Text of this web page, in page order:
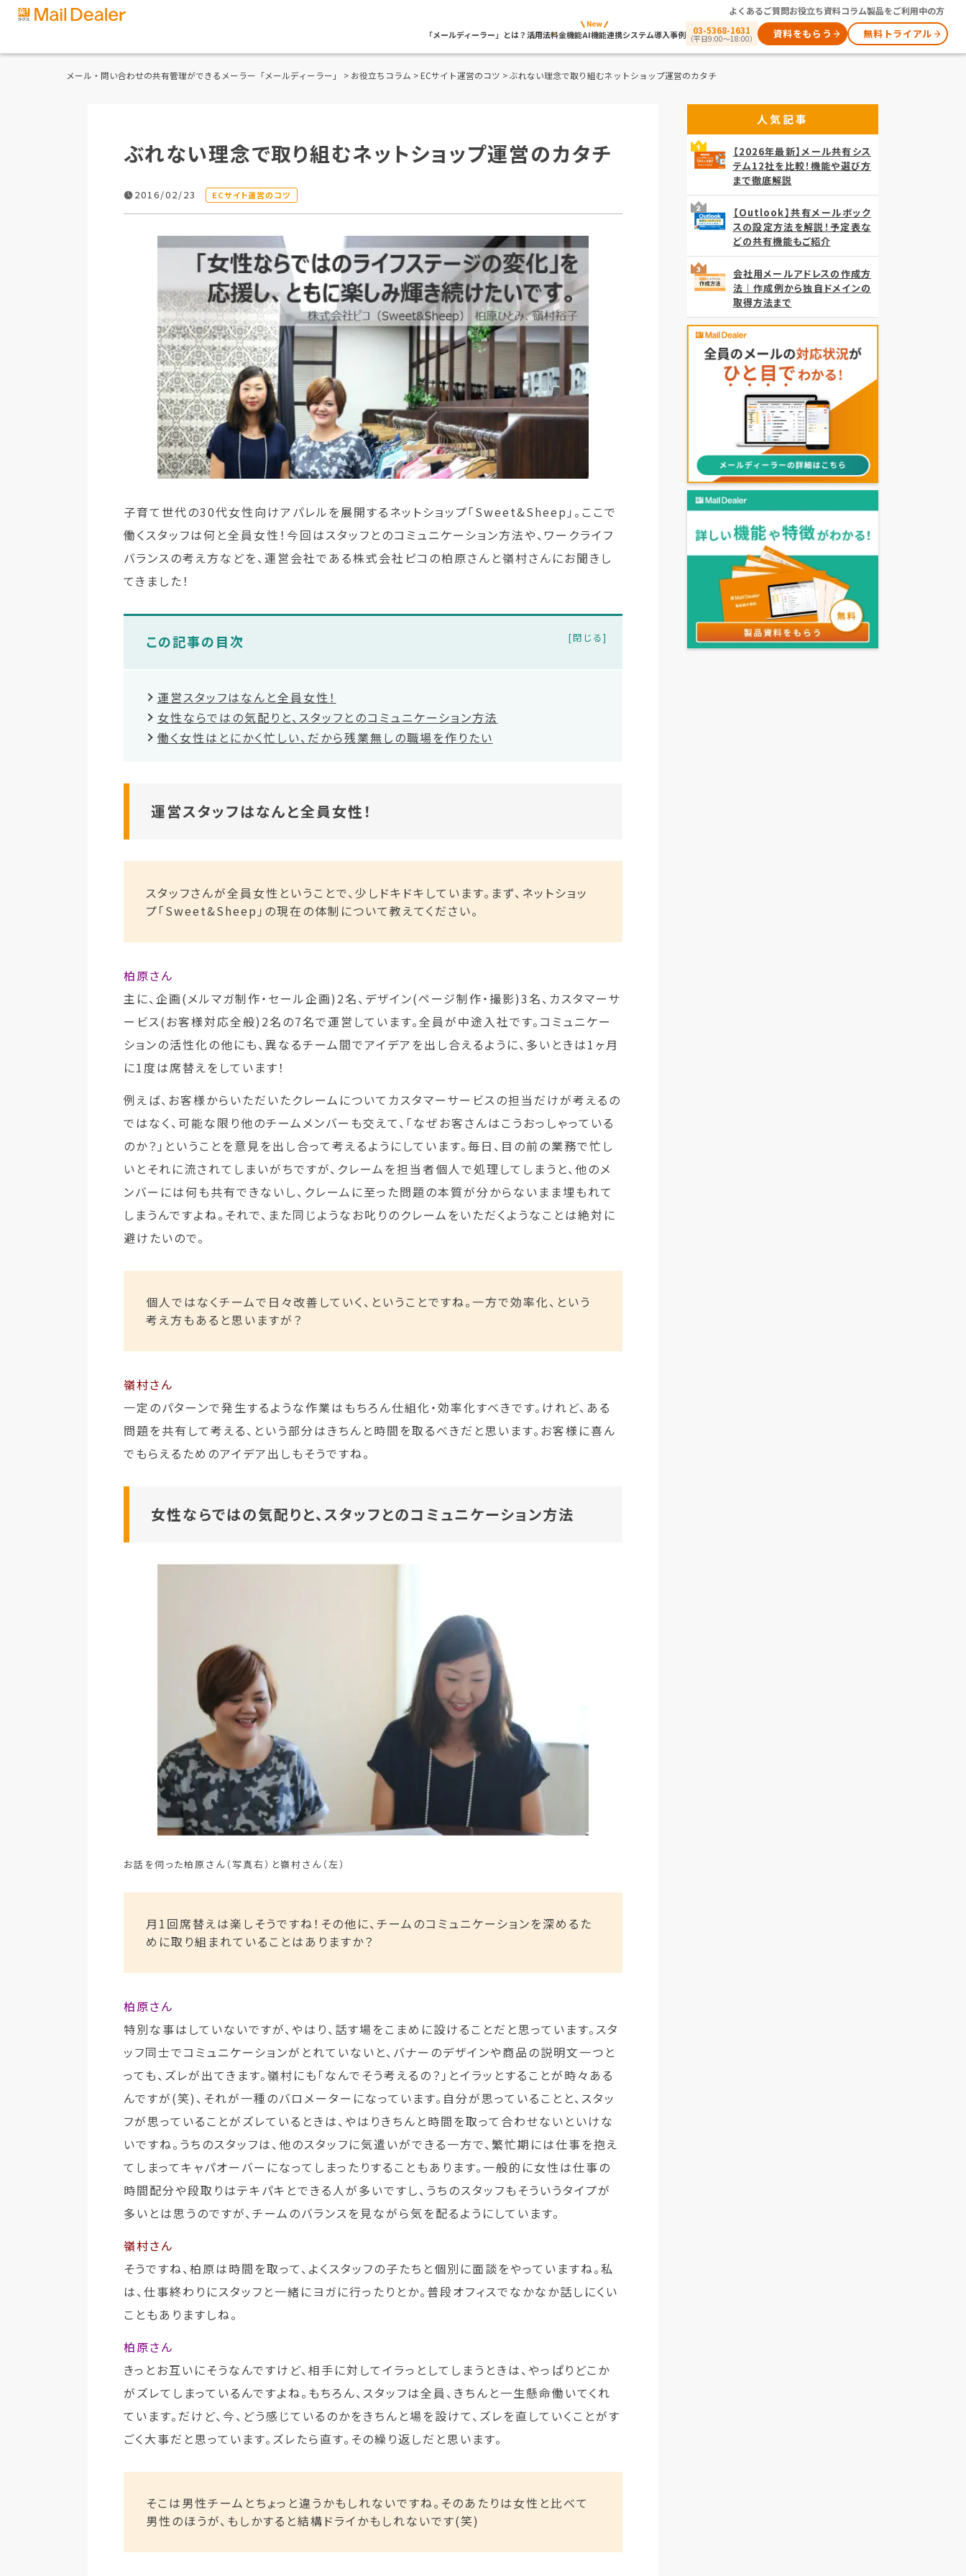
よくあるご質問お役立ち資料コラム製品をご利用中の方
「メールディーラー」とは？活用法料金機能AI機能連携システム導入事例 03-5368-1631
（平日9:00～18:00） 資料をもらう 無料トライアル
メール・問い合わせの共有管理ができるメーラー「メールディーラー」 > お役立ちコラム >ECサイト運営のコツ > ぶれない理念で取り組むネットショップ運営のカタチ
ぶれない理念で取り組むネットショップ運営のカタチ
2016/02/23 ECサイト運営のコツ
子育て世代の30代女性向けアパレルを展開するネットショップ「Sweet&Sheep」。ここで
働くスタッフは何と全員女性！今回はスタッフとのコミュニケーション方法や、ワークライフ
バランスの考え方などを、運営会社である株式会社ピコの柏原さんと嶺村さんにお聞きし
てきました！
この記事の目次
運営スタッフはなんと全員女性！
女性ならではの気配りと、スタッフとのコミュニケーション方法
働く女性はとにかく忙しい、だから残業無しの職場を作りたい
運営スタッフはなんと全員女性！
スタッフさんが全員女性ということで、少しドキドキしています。まず、ネットショッ
プ「Sweet&Sheep」の現在の体制について教えてください。
柏原さん
主に、企画(メルマガ制作・セール企画)2名、デザイン(ページ制作・撮影)3名、カスタマーサ
ービス(お客様対応全般)2名の7名で運営しています。全員が中途入社です。コミュニケー
ションの活性化の他にも、異なるチーム間でアイデアを出し合えるように、多いときは1ヶ月
に1度は席替えをしています！
例えば、お客様からいただいたクレームについてカスタマーサービスの担当だけが考えるの
ではなく、可能な限り他のチームメンバーも交えて、「なぜお客さんはこうおっしゃっている
のか？」ということを意見を出し合って考えるようにしています。毎日、目の前の業務で忙し
いとそれに流されてしまいがちですが、クレームを担当者個人で処理してしまうと、他のメ
ンバーには何も共有できないし、クレームに至った問題の本質が分からないまま埋もれて
しまうんですよね。それで、また同じようなお叱りのクレームをいただくようなことは絶対に
避けたいので。
個人ではなくチームで日々改善していく、ということですね。一方で効率化、という
考え方もあると思いますが？
嶺村さん
一定のパターンで発生するような作業はもちろん仕組化・効率化すべきです。けれど、ある
問題を共有して考える、という部分はきちんと時間を取るべきだと思います。お客様に喜ん
でもらえるためのアイデア出しもそうですね。
女性ならではの気配りと、スタッフとのコミュニケーション方法
お話を伺った柏原さん（写真右）と嶺村さん（左）
月1回席替えは楽しそうですね！その他に、チームのコミュニケーションを深めるた
めに取り組まれていることはありますか？
柏原さん
特別な事はしていないですが、やはり、話す場をこまめに設けることだと思っています。スタ
ッフ同士でコミュニケーションがとれていないと、バナーのデザインや商品の説明文一つと
っても、ズレが出てきます。嶺村にも「なんでそう考えるの？」とイラッとすることが時々ある
んですが(笑)、それが一種のバロメーターになっています。自分が思っていることと、スタッ
フが思っていることがズレているときは、やはりきちんと時間を取って合わせないといけな
いですね。うちのスタッフは、他のスタッフに気遣いができる一方で、繁忙期には仕事を抱え
てしまってキャパオーバーになってしまったりすることもあります。一般的に女性は仕事の
時間配分や段取りはテキパキとできる人が多いですし、うちのスタッフもそういうタイプが
多いとは思うのですが、チームのバランスを見ながら気を配るようにしています。
嶺村さん
そうですね、柏原は時間を取って、よくスタッフの子たちと個別に面談をやっていますね。私
は、仕事終わりにスタッフと一緒にヨガに行ったりとか。普段オフィスでなかなか話しにくい
こともありますしね。
柏原さん
きっとお互いにそうなんですけど、相手に対してイラっとしてしまうときは、やっぱりどこか
がズレてしまっているんですよね。もちろん、スタッフは全員、きちんと一生懸命働いてくれ
ています。だけど、今、どう感じているのかをきちんと場を設けて、ズレを直していくことがす
ごく大事だと思っています。ズレたら直す。その繰り返しだと思います。
そこは男性チームとちょっと違うかもしれないですね。そのあたりは女性と比べて
男性のほうが、もしかすると結構ドライかもしれないです(笑)
人気記事
【2026年最新】メール共有シス
テム12社を比較！機能や選び方
まで徹底解説
【Outlook】共有メールボック
スの設定方法を解説！予定表な
どの共有機能もご紹介
会社用メールアドレスの作成方
法｜作成例から独自ドメインの
取得方法まで